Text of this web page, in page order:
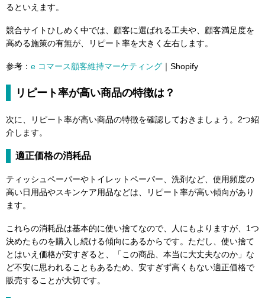
るといえます。
競合サイトひしめく中では、顧客に選ばれる工夫や、顧客満足度を
高める施策の有無が、リピート率を大きく左右します。
参考： e コマース顧客維持マーケティング ｜Shopify
リピート率が高い商品の特徴は？
次に、リピート率が高い商品の特徴を確認しておきましょう。2つ紹
介します。
適正価格の消耗品
ティッシュペーパーやトイレットペーパー、洗剤など、使用頻度の
高い日用品やスキンケア用品などは、リピート率が高い傾向があり
ます。
これらの消耗品は基本的に使い捨てなので、人にもよりますが、1つ
決めたものを購入し続ける傾向にあるからです。ただし、使い捨て
とはいえ価格が安すぎると、「この商品、本当に大丈夫なのか」な
ど不安に思われることもあるため、安すぎず高くもない適正価格で
販売することが大切です。